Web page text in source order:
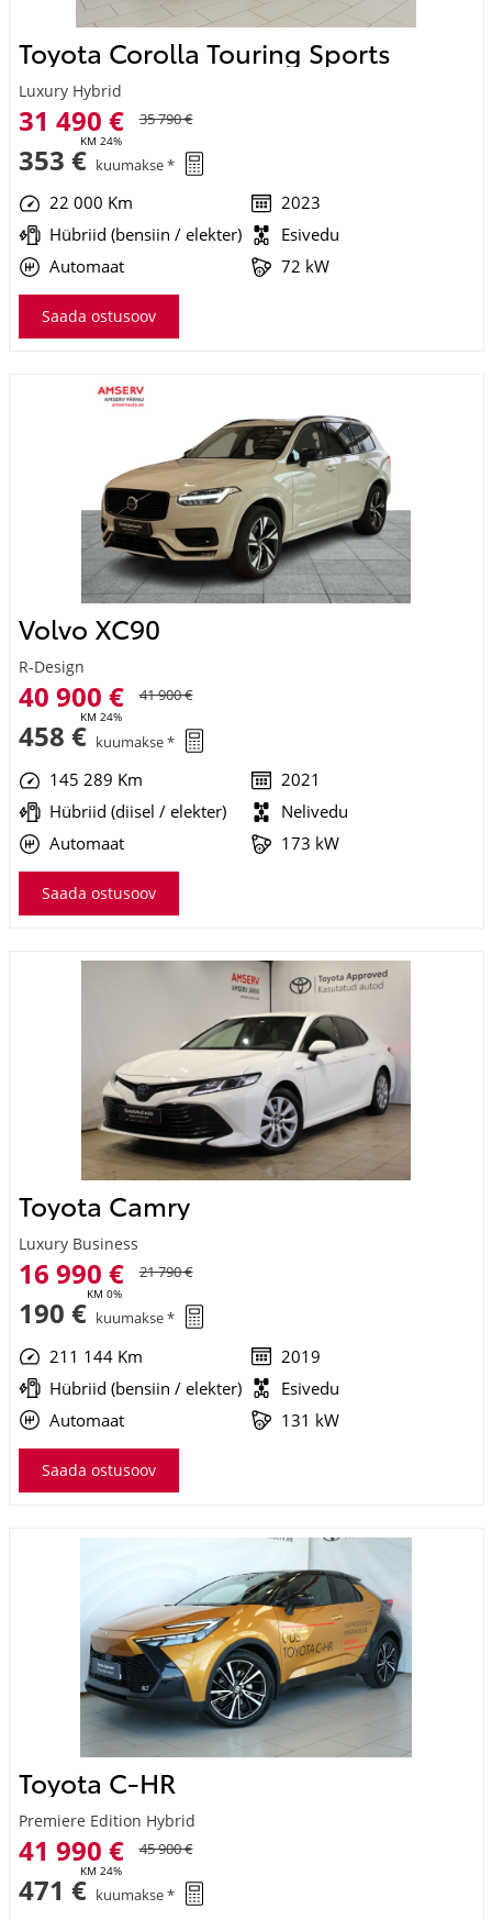
Toyota Corolla Touring Sports
Luxury Hybrid
31 490 €
KM 24%
35 790 €
353 € kuumakse *
22 000 Km
2023
Hübriid (bensiin / elekter)
Esivedu
Automaat
72 kW
Saada ostusoov
Volvo XC90
R-Design
40 900 €
KM 24%
41 900 €
458 € kuumakse *
145 289 Km
2021
Hübriid (diisel / elekter)
Nelivedu
Automaat
173 kW
Saada ostusoov
Toyota Camry
Luxury Business
16 990 €
KM 0%
21 790 €
190 € kuumakse *
211 144 Km
2019
Hübriid (bensiin / elekter)
Esivedu
Automaat
131 kW
Saada ostusoov
Toyota C-HR
Premiere Edition Hybrid
41 990 €
KM 24%
45 900 €
471 € kuumakse *